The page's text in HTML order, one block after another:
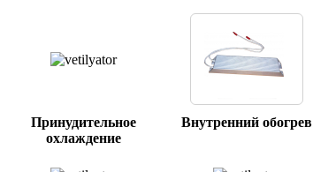
Принудительное
охлаждение
Внутренний обогрев